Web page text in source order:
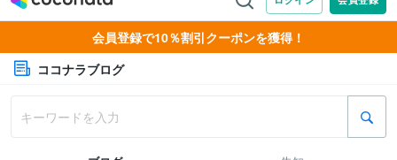
会員登録で10％割引クーポンを獲得！
ココナラブログ